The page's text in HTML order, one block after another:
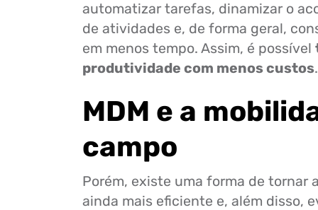
automatizar tarefas, dinamizar o
de atividades e, de forma geral,
em menos tempo. Assim, é possível
produtividade com menos custos.
MDM e a
campo
Porém, existe uma forma de tornar
ainda mais eficiente e, além disso,